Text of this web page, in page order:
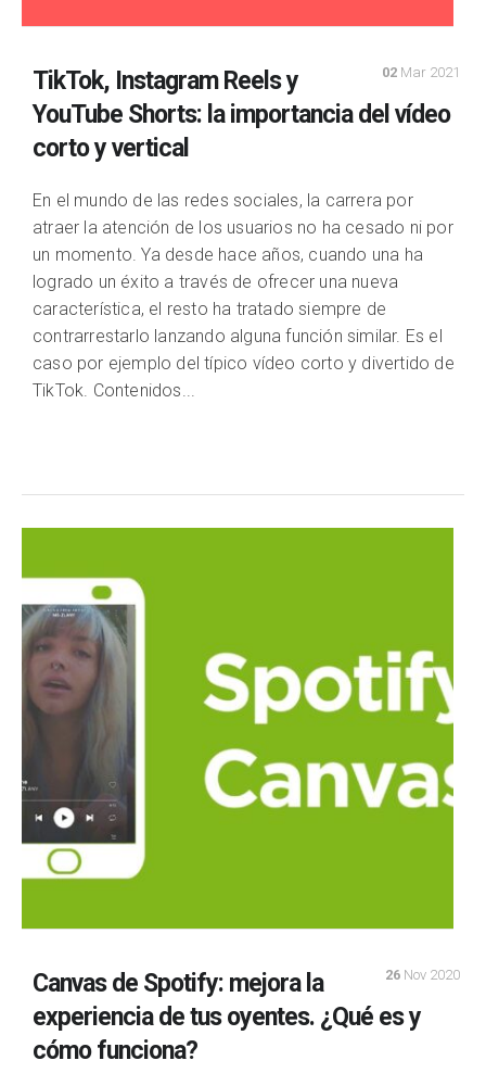
02 Mar 2021
TikTok, Instagram Reels y
YouTube Shorts: la importancia del vídeo
corto y vertical
En el mundo de las redes sociales, la carrera por
atraer la atención de los usuarios no ha cesado ni por
un momento. Ya desde hace años, cuando una ha
logrado un éxito a través de ofrecer una nueva
característica, el resto ha tratado siempre de
contrarrestarlo lanzando alguna función similar. Es el
caso por ejemplo del típico vídeo corto y divertido de
TikTok. Contenidos...
26 Nov 2020
Canvas de Spotify: mejora la
experiencia de tus oyentes. ¿Qué es y
cómo funciona?